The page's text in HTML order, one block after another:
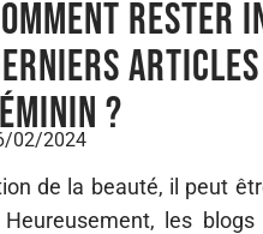
rester
articles
?
02/2024
de la beauté, il peut
les